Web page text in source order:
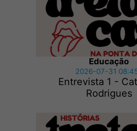
Educação
2026-07-31
Entrevista 1 -
Rodrigues